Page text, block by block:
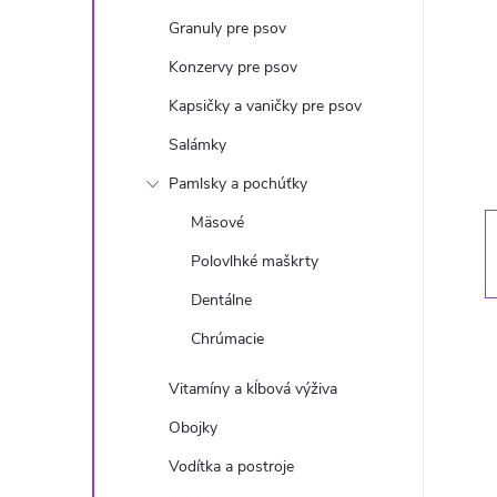
Granuly pre psov
Konzervy pre psov
Kapsičky a vaničky pre psov
Salámky
Pamlsky a pochúťky
Mäsové
Polovlhké maškrty
Dentálne
Chrúmacie
Vitamíny a kĺbová výživa
Obojky
Vodítka a postroje